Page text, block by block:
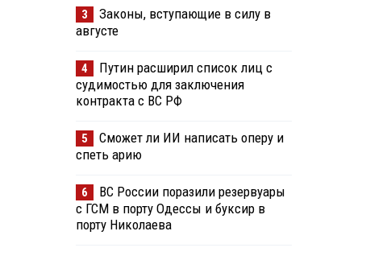
3
Законы, вступающие в силу в
августе
4
Путин расширил список лиц с
судимостью для заключения
контракта с ВС РФ
5
Сможет ли ИИ написать оперу и
спеть арию
6
ВС России поразили резервуары
с ГСМ в порту Одессы и буксир в
порту Николаева